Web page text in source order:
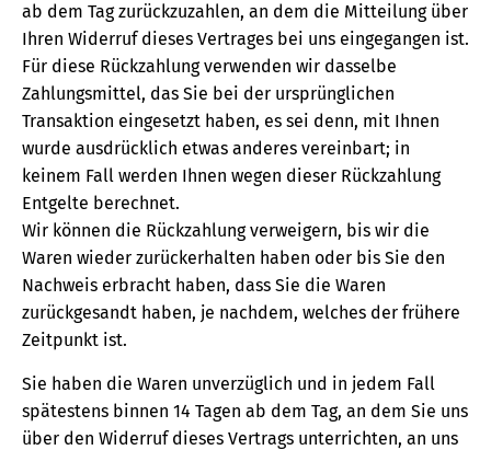
ab dem Tag zurückzuzahlen, an dem die Mitteilung über
Ihren Widerruf dieses Vertrages bei uns eingegangen ist.
Für diese Rückzahlung verwenden wir dasselbe
Zahlungsmittel, das Sie bei der ursprünglichen
Transaktion eingesetzt haben, es sei denn, mit Ihnen
wurde ausdrücklich etwas anderes vereinbart; in
keinem Fall werden Ihnen wegen dieser Rückzahlung
Entgelte berechnet.
Wir können die Rückzahlung verweigern, bis wir die
Waren wieder zurückerhalten haben oder bis Sie den
Nachweis erbracht haben, dass Sie die Waren
zurückgesandt haben, je nachdem, welches der frühere
Zeitpunkt ist.
Sie haben die Waren unverzüglich und in jedem Fall
spätestens binnen 14 Tagen ab dem Tag, an dem Sie uns
über den Widerruf dieses Vertrags unterrichten, an uns